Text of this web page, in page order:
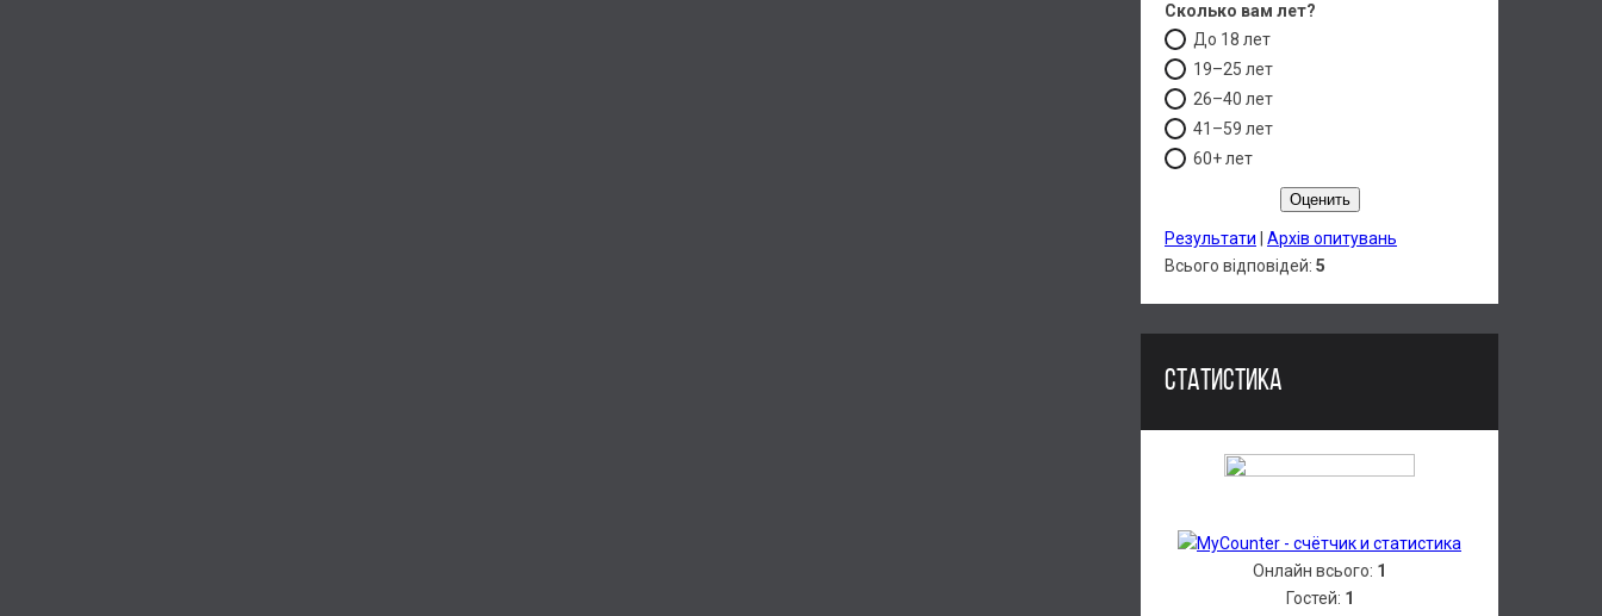
Сколько вам лет?
До 18 лет
19–25 лет
26–40 лет
41–59 лет
60+ лет
Результати
Архів опитувань
Всього відповідей: 5
СТАТИСТИКА
Онлайн всього: 1
Гостей: 1